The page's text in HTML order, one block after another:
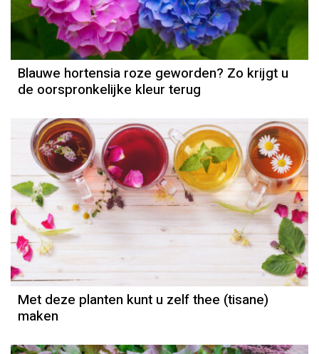
Blauwe hortensia roze geworden? Zo krijgt u
de oorspronkelijke kleur terug
Met deze planten kunt u zelf thee (tisane)
maken